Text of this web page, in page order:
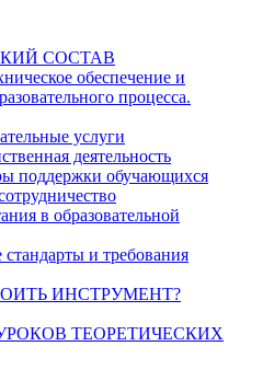
СОСТАВ
обеспечение и
процесса.
услуги
деятельность
поддержки обучающихся
в образовательной
и требования
ИНСТРУМЕНТ?
ТЕОРЕТИЧЕСКИХ